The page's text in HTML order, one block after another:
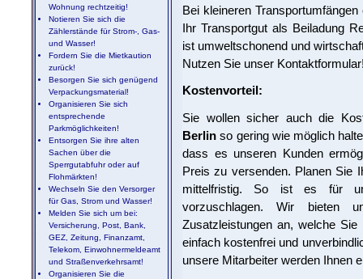
Bei kleineren
Ihr Transportgut als Beiladung
ist umweltschonend und
Nutzen Sie unser
Kostenvorteil:
Sie wollen sicher auch die
Berlin so gering wie möglich
dass es unseren Kunden
Preis zu versenden. Planen Sie
mittelfristig. So ist es für
vorzuschlagen. Wir bieten
Zusatzleistungen an, welche
einfach kostenfrei und
unsere Mitarbeiter werden Ihnen
Wohnung rechtzeitig!
Notieren Sie sich die
Zählerstände für Strom-, Gas-
und Wasser!
Fordern Sie die Mietkaution
zurück!
Besorgen Sie sich genügend
Verpackungsmaterial!
Organisieren Sie sich
entsprechende
Parkmöglichkeiten!
Entsorgen Sie ihre alten
Sachen über die
Sperrgutabfuhr oder auf
Flohmärkten!
Wechseln Sie den Versorger
für Gas, Strom und Wasser!
Melden Sie sich um bei:
Versicherung, Post, Bank,
GEZ, Zeitung, Finanzamt,
Telekom, Einwohnermeldeamt
und Straßenverkehrsamt!
Organisieren Sie die